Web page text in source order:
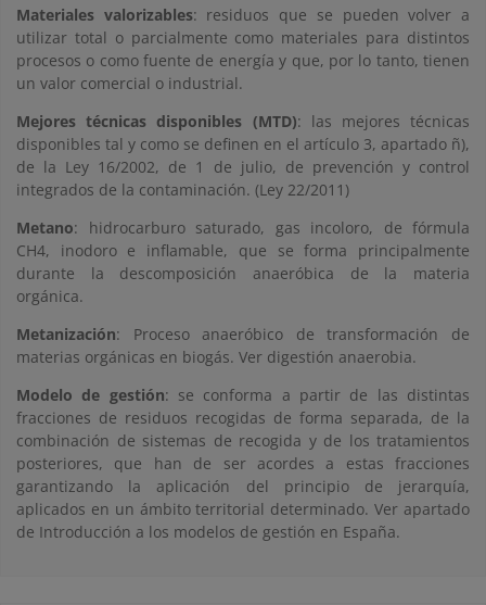
Materiales valorizables: residuos que se pueden volver a
utilizar total o parcialmente como materiales para distintos
procesos o como fuente de energía y que, por lo tanto, tienen
un valor comercial o industrial.
Mejores técnicas disponibles (MTD): las mejores técnicas
disponibles tal y como se definen en el artículo 3, apartado ñ),
de la Ley 16/2002, de 1 de julio, de prevención y control
integrados de la contaminación. (Ley 22/2011)
Metano: hidrocarburo saturado, gas incoloro, de fórmula
CH4, inodoro e inflamable, que se forma principalmente
durante la descomposición anaeróbica de la materia
orgánica.
Metanización: Proceso anaeróbico de transformación de
materias orgánicas en biogás. Ver digestión anaerobia.
Modelo de gestión: se conforma a partir de las distintas
fracciones de residuos recogidas de forma separada, de la
combinación de sistemas de recogida y de los tratamientos
posteriores, que han de ser acordes a estas fracciones
garantizando la aplicación del principio de jerarquía,
aplicados en un ámbito territorial determinado. Ver apartado
de Introducción a los modelos de gestión en España.